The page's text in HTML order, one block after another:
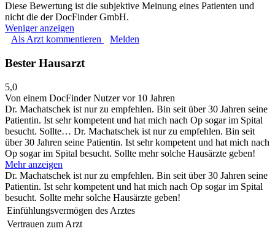
Diese Bewertung ist die subjektive Meinung eines Patienten und
nicht die der DocFinder GmbH.
Weniger anzeigen
Als Arzt kommentieren
Melden
Bester Hausarzt
5,0
Von einem DocFinder Nutzervor 10 Jahren
Dr. Machatschek ist nur zu empfehlen. Bin seit über 30 Jahren seine
Patientin. Ist sehr kompetent und hat mich nach Op sogar im Spital
besucht. Sollte… Dr. Machatschek ist nur zu empfehlen. Bin seit
über 30 Jahren seine Patientin. Ist sehr kompetent und hat mich nach
Op sogar im Spital besucht. Sollte mehr solche Hausärzte geben!
Mehr anzeigen
Dr. Machatschek ist nur zu empfehlen. Bin seit über 30 Jahren seine
Patientin. Ist sehr kompetent und hat mich nach Op sogar im Spital
besucht. Sollte mehr solche Hausärzte geben!
Einfühlungsvermögen des Arztes
Vertrauen zum Arzt